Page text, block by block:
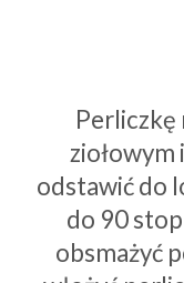
Perliczkę
ziołowym
odstawić do
do 90
obsmażyć